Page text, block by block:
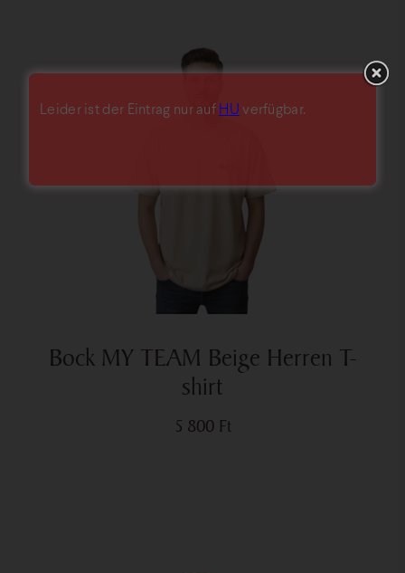
Bock MY TEAM Beige Herren T-
shirt
5 800Ft
Leider ist der Eintrag nur auf HU verfügbar.